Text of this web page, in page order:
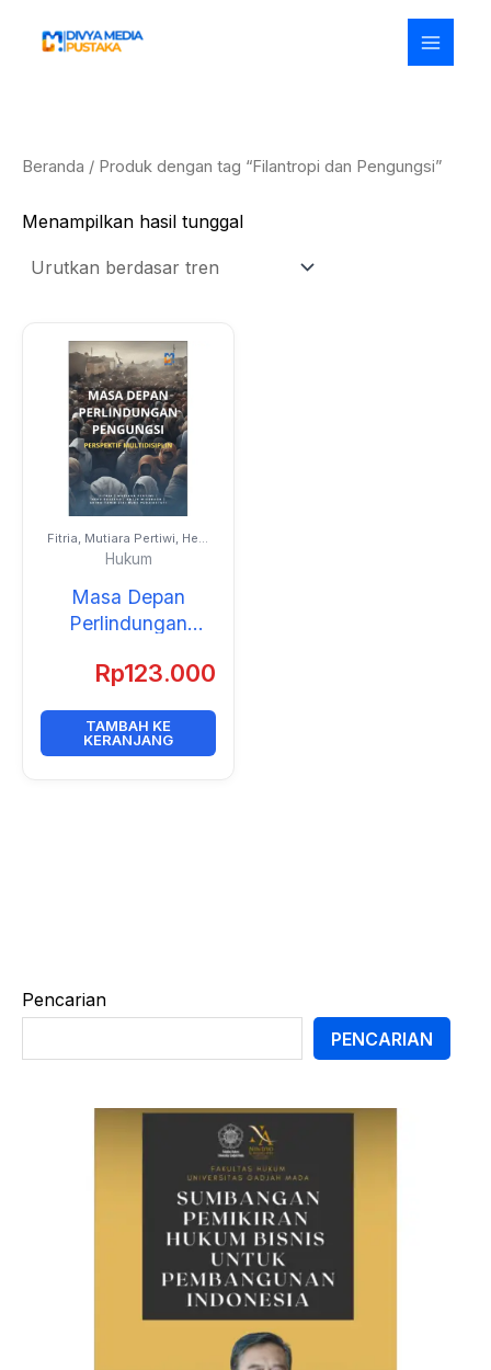
Pencarian
PENCARIAN
Beranda / Produk dengan tag “Filantropi dan Pengungsi”
Menampilkan hasil tunggal
Fitria, Mutiara Pertiwi, Heru
Susetyo, Antje Missbach,
Akino Tahir, Tri Nuke
Hukum
Masa Depan
Perlindungan
Perspektif
Rp123.000
TAMBAH KE
KERANJANG